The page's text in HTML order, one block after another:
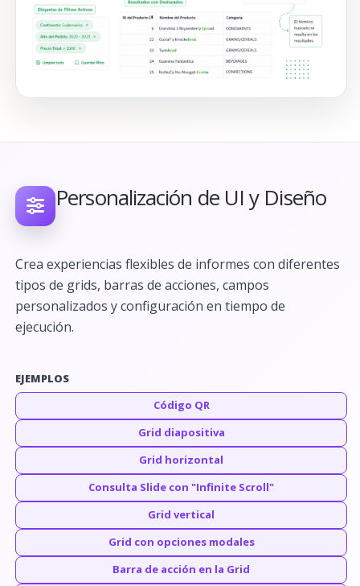
Personalización de UI y Diseño
Crea experiencias flexibles de informes con diferentes
tipos de grids, barras de acciones, campos
personalizados y configuración en tiempo de
ejecución.
EJEMPLOS
Código QR
Grid diapositiva
Grid horizontal
Consulta Slide con "Infinite Scroll"
Grid vertical
Grid con opciones modales
Barra de acción en la Grid